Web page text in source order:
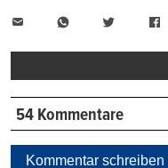
WhatsAppTwitter
54 Kommentare
Kommentar schreiben